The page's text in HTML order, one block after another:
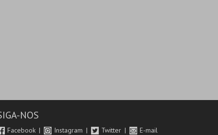
NOS
Facebook Instagram Twitter E-mail